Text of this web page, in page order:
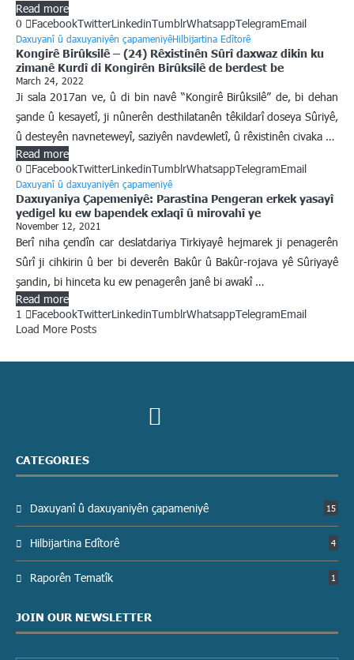
Read more
0
FacebookTwitterLinkedinTumblrWhatsappTelegramEmail
Daxuyanî û daxuyaniyên çapameniyêHilbijartina Edîtorê
Kongirê Birûksilê – (24) Rêxistinên Sûrî daxwaz dikin ku
zimanê Kurdî di Kongirên Birûksilê de berdest be
March 24, 2022
Ji sala 2017an ve, û di bin navê “Kongirê Birûksilê” de, bi dehan
şande û kesayetî, ji nûnerên desthilatanên têkildarî doseya Sûriyê,
û desteyên navneteweyî, saziyên navdewletî, û rêxistinên civaka …
Read more
0
FacebookTwitterLinkedinTumblrWhatsappTelegramEmail
Daxuyanî û daxuyaniyên çapameniyê
Daxuyaniya Çapemeniyê: Parastina Pengeran erkek yasayî
yedigel ku ew bapendek exlaqî û mirovahî ye
November 12, 2021
Berî niha çendîn car deslatdariya Tirkiyayê hejmarek ji penagerên
Sûrî ji cihkirin û ber bi deverên Bakûr û Bakûr-rojava yê Sûriyayê
şandin, bi hinceta ku ew penagerên janê bi awakî …
Read more
1
FacebookTwitterLinkedinTumblrWhatsappTelegramEmail
Load More Posts
CATEGORIES
Daxuyanî û daxuyaniyên çapameniyê 15
Hilbijartina Edîtorê 4
Raporên Tematîk 1
JOIN OUR NEWSLETTER